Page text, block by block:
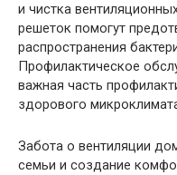
и чистка
решеток помогут
распространения
Профилактическое
важная часть
здорового
Забота о вентиляции
семьи и создание